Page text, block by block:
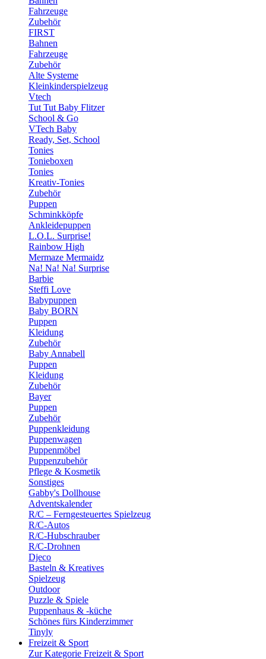
Fahrzeuge
Zubehör
FIRST
Bahnen
Fahrzeuge
Zubehör
Alte Systeme
Kleinkinderspielzeug
Vtech
Tut Tut Baby Flitzer
School & Go
VTech Baby
Ready, Set, School
Tonies
Tonieboxen
Tonies
Kreativ-Tonies
Zubehör
Puppen
Schminkköpfe
Ankleidepuppen
L.O.L. Surprise!
Rainbow High
Mermaze Mermaidz
Na! Na! Na! Surprise
Barbie
Steffi Love
Babypuppen
Baby BORN
Puppen
Kleidung
Zubehör
Baby Annabell
Puppen
Kleidung
Zubehör
Bayer
Puppen
Zubehör
Puppenkleidung
Puppenwagen
Puppenmöbel
Puppenzubehör
Pflege & Kosmetik
Sonstiges
Gabby's Dollhouse
Adventskalender
R/C – Ferngesteuertes Spielzeug
R/C-Autos
R/C-Hubschrauber
R/C-Drohnen
Djeco
Basteln & Kreatives
Spielzeug
Outdoor
Puzzle & Spiele
Puppenhaus & -küche
Schönes fürs Kinderzimmer
Tinyly
Freizeit & Sport
Zur Kategorie Freizeit & Sport